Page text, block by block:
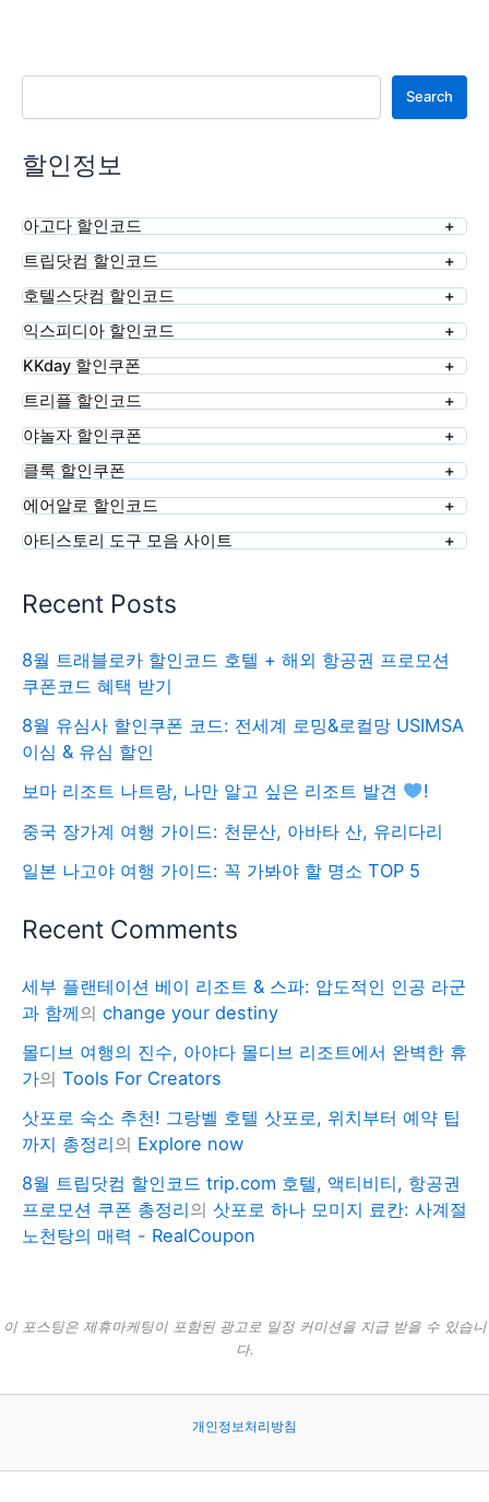
검색
Search
할인정보
아고다 할인코드
트립닷컴 할인코드
호텔스닷컴 할인코드
익스피디아 할인코드
KKday 할인쿠폰
트리플 할인코드
야놀자 할인쿠폰
클룩 할인쿠폰
에어알로 할인코드
아티스토리 도구 모음 사이트
Recent Posts
8월 트래블로카 할인코드 호텔 + 해외 항공권 프로모션
쿠폰코드 혜택 받기
8월 유심사 할인쿠폰 코드: 전세계 로밍&로컬망 USIMSA
이심 & 유심 할인
보마 리조트 나트랑, 나만 알고 싶은 리조트 발견
!
중국 장가계 여행 가이드: 천문산, 아바타 산, 유리다리
일본 나고야 여행 가이드: 꼭 가봐야 할 명소 TOP 5
Recent Comments
세부 플랜테이션 베이 리조트 & 스파: 압도적인 인공 라군
과 함께의 change your destiny
몰디브 여행의 진수, 아야다 몰디브 리조트에서 완벽한 휴
가의 Tools For Creators
삿포로 숙소 추천! 그랑벨 호텔 삿포로, 위치부터 예약 팁
까지 총정리의 Explore now
8월 트립닷컴 할인코드 trip.com 호텔, 액티비티, 항공권
프로모션 쿠폰 총정리의 삿포로 하나 모미지 료칸: 사계절
노천탕의 매력 - RealCoupon
이 포스팅은 제휴마케팅이 포함된 광고로 일정 커미션을 지급 받을 수 있습니
다.
개인정보처리방침